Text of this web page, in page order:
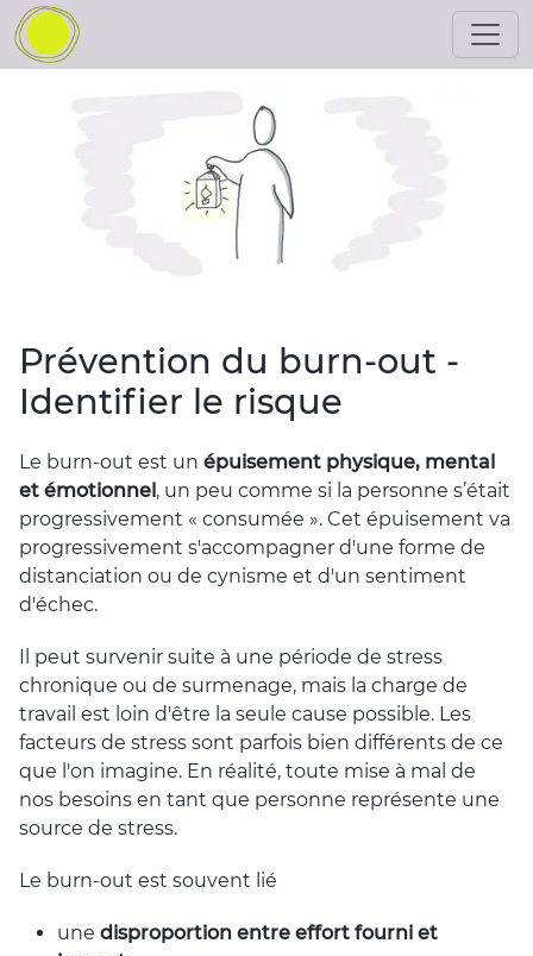
Prévention du burn-out -
Identifier le risque
Le burn-out est un épuisement physique, mental
et émotionnel , un peu comme si la personne s’était
progressivement « consumée ». Cet épuisement va
progressivement s'accompagner d'une forme de
distanciation ou de cynisme et d'un sentiment
d'échec.
Il peut survenir suite à une période de stress
chronique ou de surmenage, mais la charge de
travail est loin d'être la seule cause possible. Les
facteurs de stress sont parfois bien différents de ce
que l'on imagine. En réalité, toute mise à mal de
nos besoins en tant que personne représente une
source de stress.
Le burn-out est souvent lié
une disproportion entre effort fourni et